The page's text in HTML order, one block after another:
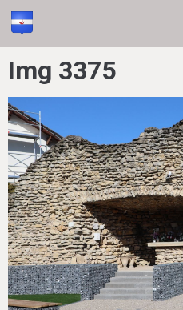
Img 3375